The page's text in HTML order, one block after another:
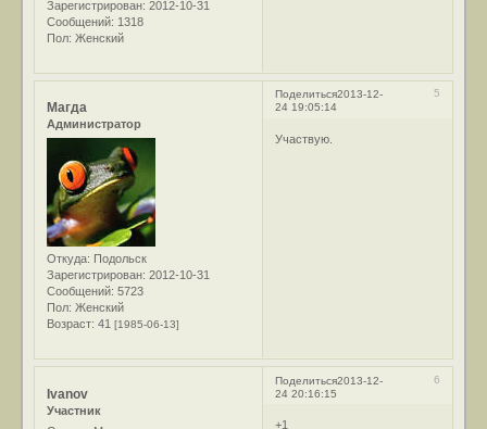
Зарегистрирован: 2012-10-31
Сообщений: 1318
Пол: Женский
Поделиться 5
2013-12-
24 19:05:14
Магда
Администратор
Откуда: Подольск
Зарегистрирован: 2012-10-31
Сообщений: 5723
Пол: Женский
Возраст: 41[1985-06-13]
Участвую.
Поделиться 6
2013-12-
24 20:16:15
Ivanov
Участник
+1